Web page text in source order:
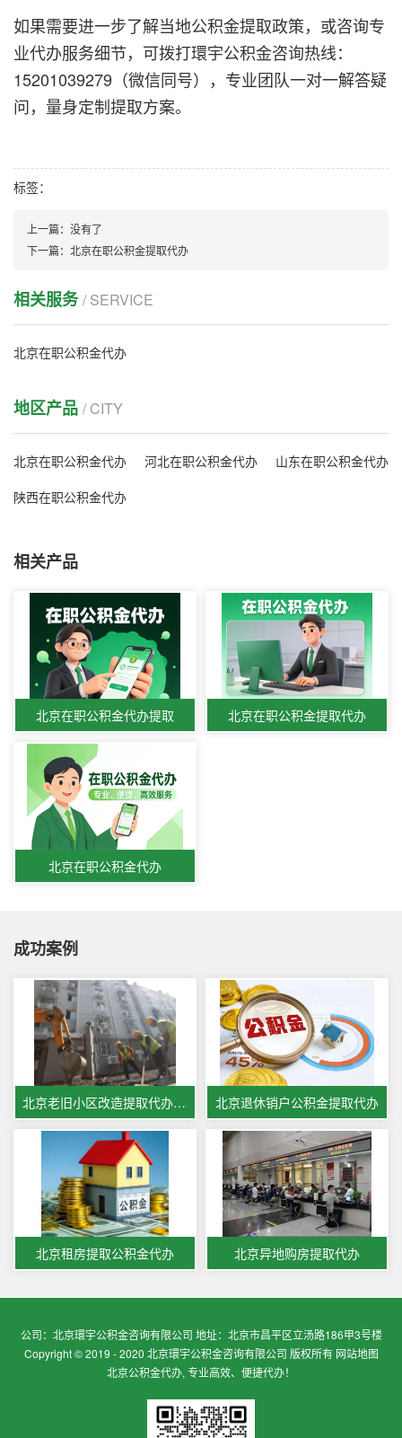
如果需要进一步了解当地公积金提取政策，或咨询专
业代办服务细节，可拨打環宇公积金咨询热线：
15201039279（微信同号），专业团队一对一解答疑
问，量身定制提取方案。
标签：
上一篇： 没有了
下一篇： 北京在职公积金提取代办
相关服务/ SERVICE
北京在职公积金代办
地区产品 / CITY
北京在职公积金代办 河北在职公积金代办
山东在职公积金代办
陕西在职公积金代办
相关产品
北京在职公积金代办提取 北京在职公积金提取代办
北京在职公积金代办
成功案例
北京老旧小区改造提取代办公积金 北京退休销户公积金提取代办
北京租房提取公积金代办 北京异地购房提取代办
公司：北京環宇公积金咨询有限公司 地址：北京市昌平区立汤路186甲3号楼
Copyright © 2019 - 2020 北京環宇公积金咨询有限公司 版权所有 网站地图
北京公积金代办, 专业高效、便捷代办！